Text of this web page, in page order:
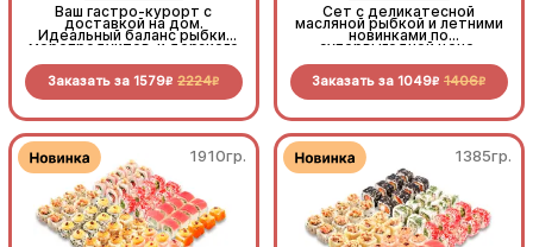
Ваш гастро-курорт с
доставкой на дом.
Идеальный баланс рыбки,
морепродуктов и дерзкого
беконом. Расслабьтесь и
отдыхайте, мы всё
Заказать за 1579R 2224R
Сет с деликатесной
масляной рыбкой и летними
новинками по
супервыгодной цене.
Заказать за 1049R 1406R
1910гр. 1385гр.